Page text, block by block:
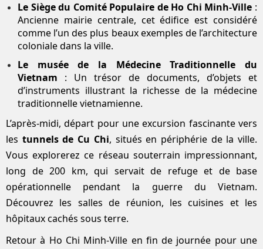
Le Siège du Comité Populaire de Ho Chi Minh-Ville :
Ancienne mairie centrale, cet édifice est considéré
comme l’un des plus beaux exemples de l’architecture
coloniale dans la ville.
Le musée de la Médecine Traditionnelle du
Vietnam : Un trésor de documents, d’objets et
d’instruments illustrant la richesse de la médecine
traditionnelle vietnamienne.
L’après-midi, départ pour une excursion fascinante vers
les tunnels de Cu Chi, situés en périphérie de la ville.
Vous explorerez ce réseau souterrain impressionnant,
long de 200 km, qui servait de refuge et de base
opérationnelle pendant la guerre du Vietnam.
Découvrez les salles de réunion, les cuisines et les
hôpitaux cachés sous terre.
Retour à Ho Chi Minh-Ville en fin de journée pour une